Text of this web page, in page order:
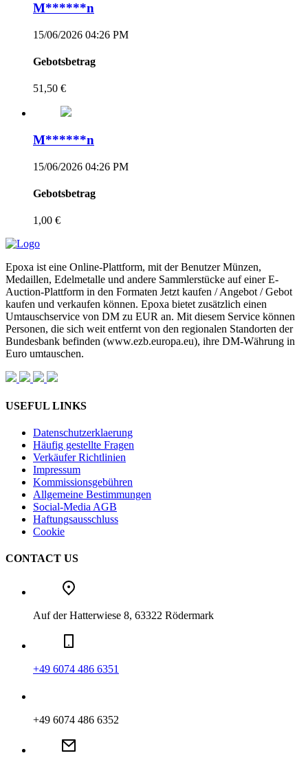
M******n
15/06/2026 04:26 PM
Gebotsbetrag
51,50 €
M******n
15/06/2026 04:26 PM
Gebotsbetrag
1,00 €
Epoxa ist eine Online-Plattform, mit der Benutzer Münzen,
Medaillen, Edelmetalle und andere Sammlerstücke auf einer E-
Auction-Plattform in den Formaten Jetzt kaufen / Angebot / Gebot
kaufen und verkaufen können. Epoxa bietet zusätzlich einen
Umtauschservice von DM zu EUR an. Mit diesem Service können
Personen, die sich weit entfernt von den regionalen Standorten der
Bundesbank befinden (www.ezb.europa.eu), ihre DM-Währung in
Euro umtauschen.
USEFUL LINKS
Datenschutzerklaerung
Häufig gestellte Fragen
Verkäufer Richtlinien
Impressum
Kommissionsgebühren
Allgemeine Bestimmungen
Social-Media AGB
Haftungsausschluss
Cookie
CONTACT US
Auf der Hatterwiese 8, 63322 Rödermark
+49 6074 486 6351
+49 6074 486 6352